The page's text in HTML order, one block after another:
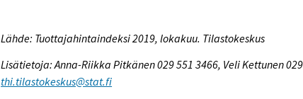
Lähde: Tuottajahintaindeksi 2019, lokakuu. Tilastokeskus
Lisätietoja: Anna-Riikka Pitkänen 029 551 3466, Veli Kettunen
thi.tilastokeskus@stat.fi